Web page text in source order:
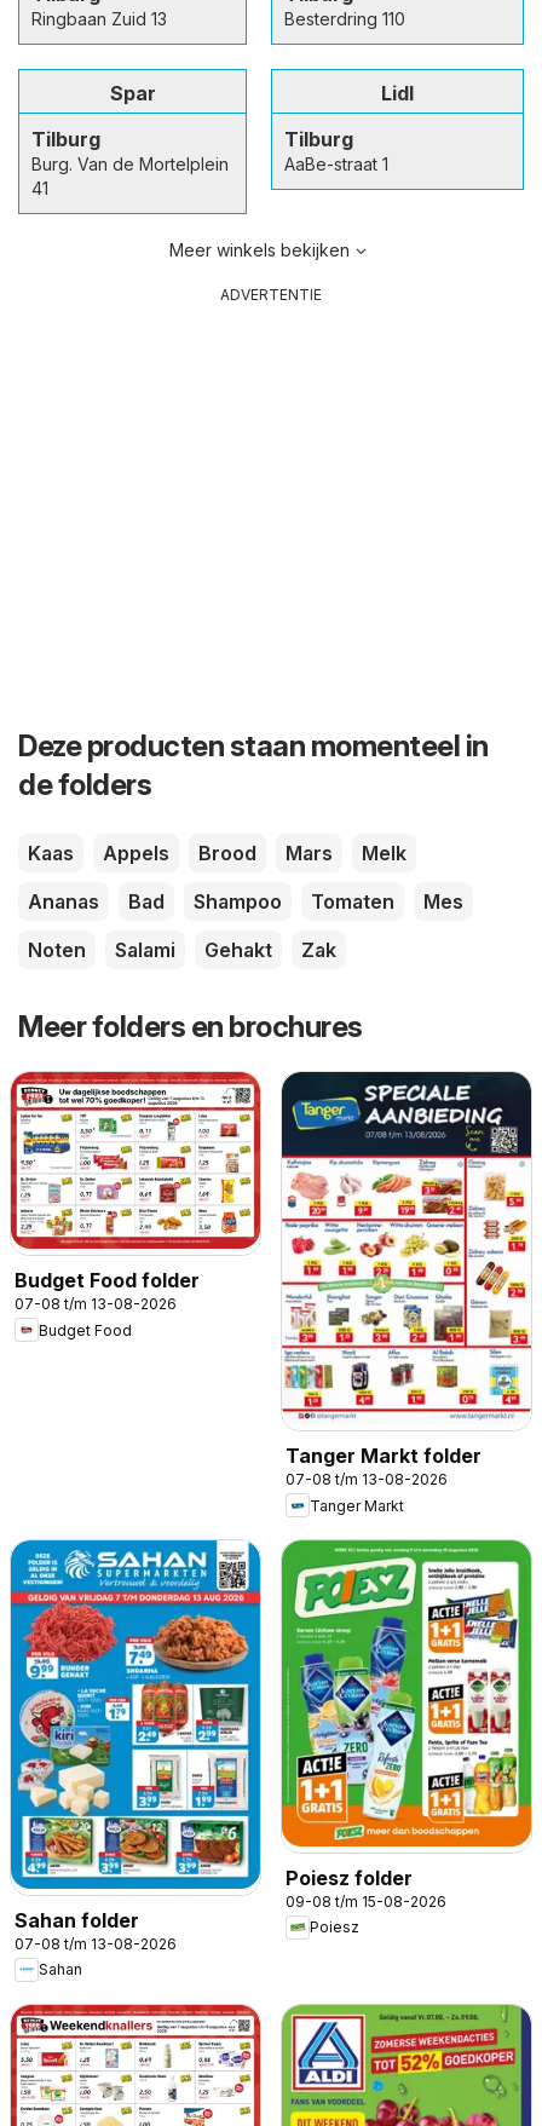
Ringbaan Zuid 13 Besterdring 110
Spar
Tilburg
Burg. Van de Mortelplein
41
Lidl
Tilburg
AaBe-straat 1
Meer winkels bekijken
ADVERTENTIE
Deze producten staan momenteel in
de folders
Kaas Appels Brood Mars
Melk
Ananas
Bad Shampoo Tomaten
Mes
Noten
Salami Gehakt Zak
Meer folders en brochures
Budget Food folder
07-08 t/m 13-08-2026
Budget Food
Tanger Markt folder
07-08 t/m 13-08-2026
Tanger Markt
Sahan folder
07-08 t/m 13-08-2026
Sahan
Poiesz folder
09-08 t/m 15-08-2026
Poiesz